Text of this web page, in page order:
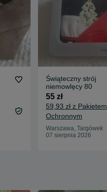
Świąteczny strój
niemowlęcy 80
55 zł
59,93 zł z Pakietem
Ochronnym
Warszawa, Targówek
07 sierpnia 2026